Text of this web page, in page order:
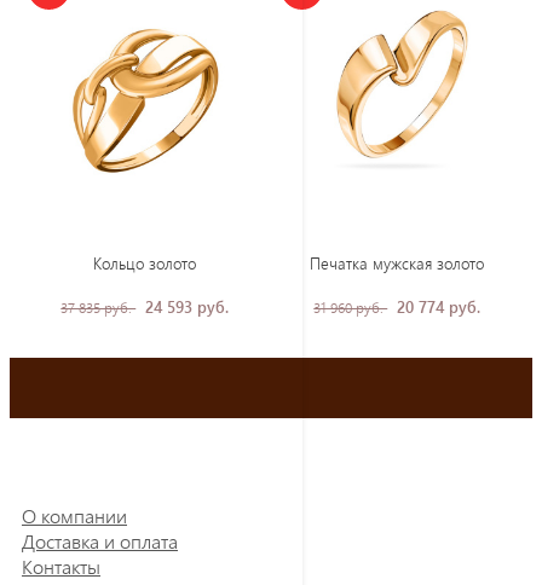
Кольцо золото
37 835 руб. 24 593 руб.
Печатка мужская золото
31 960 руб. 20 774 руб.
О компании
Доставка и оплата
Контакты